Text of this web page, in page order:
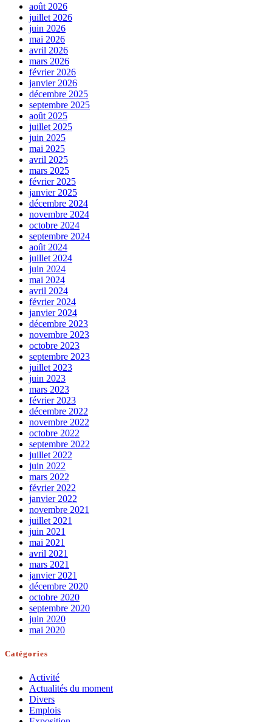
août 2026
juillet 2026
juin 2026
mai 2026
avril 2026
mars 2026
février 2026
janvier 2026
décembre 2025
septembre 2025
août 2025
juillet 2025
juin 2025
mai 2025
avril 2025
mars 2025
février 2025
janvier 2025
décembre 2024
novembre 2024
octobre 2024
septembre 2024
août 2024
juillet 2024
juin 2024
mai 2024
avril 2024
février 2024
janvier 2024
décembre 2023
novembre 2023
octobre 2023
septembre 2023
juillet 2023
juin 2023
mars 2023
février 2023
décembre 2022
novembre 2022
octobre 2022
septembre 2022
juillet 2022
juin 2022
mars 2022
février 2022
janvier 2022
novembre 2021
juillet 2021
juin 2021
mai 2021
avril 2021
mars 2021
janvier 2021
décembre 2020
octobre 2020
septembre 2020
juin 2020
mai 2020
Catégories
Activité
Actualités du moment
Divers
Emplois